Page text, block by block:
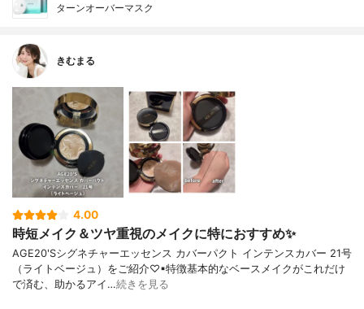
ターンオーバーマスク
きむまる
4.00
時短メイク＆ツヤ重視のメイクに特におすすめ✨
AGE20'Sシグネチャーエッセンス カバーパクト インテンスカバー 21号
（ライトベージュ）をご紹介♡▪︎特徴基本的なベースメイクがこれだけ
で済む、助かるアイ…続きを見る